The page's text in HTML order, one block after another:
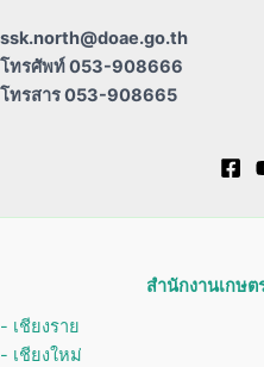
ssk.north@doae.go.th
โทรศัพท์ 053-908666
โทรสาร 053-908665
สำนักงานเกษต
- เชียงราย
- เชียงใหม่